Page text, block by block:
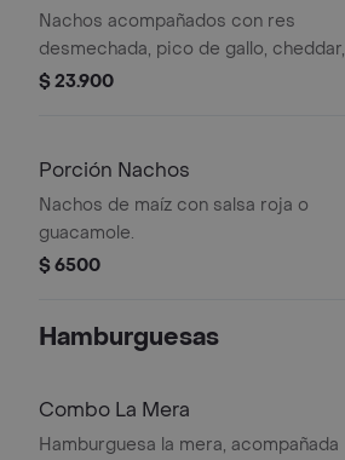
Nachos acompañados con res
desmechada, pico de gallo, cheddar,
jalapeños, frijol refrito y suero
$ 23.900
Porción Nachos
Nachos de maíz con salsa roja o
guacamole.
$ 6500
Hamburguesas
Combo La Mera
Hamburguesa la mera, acompañada